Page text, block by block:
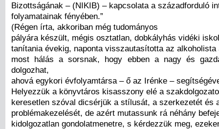
Bizottságának – (NIKIB) – kapcsolata a századforduló
folyamatainak fényében.”
(Régen írta, akkoriban még tudományos
pályára készült, mégis osztatlan, dobkályhás vidéki
tanítania évekig, naponta visszautasította az alkoholista
most hálás a sorsnak, hogy ebben a nagy és
dolgozhat,
ahová egykori évfolyamtársa – ő az Irénke –
Helyezzük a könyvtáros kisasszony elé a
keresetlen szóval dicsérjük a stílusát, a szerkezetét és
problémakezelését, de azért mutassunk rá néhány
kidolgozatlan gondolatmenetre, s kérdezzük meg,